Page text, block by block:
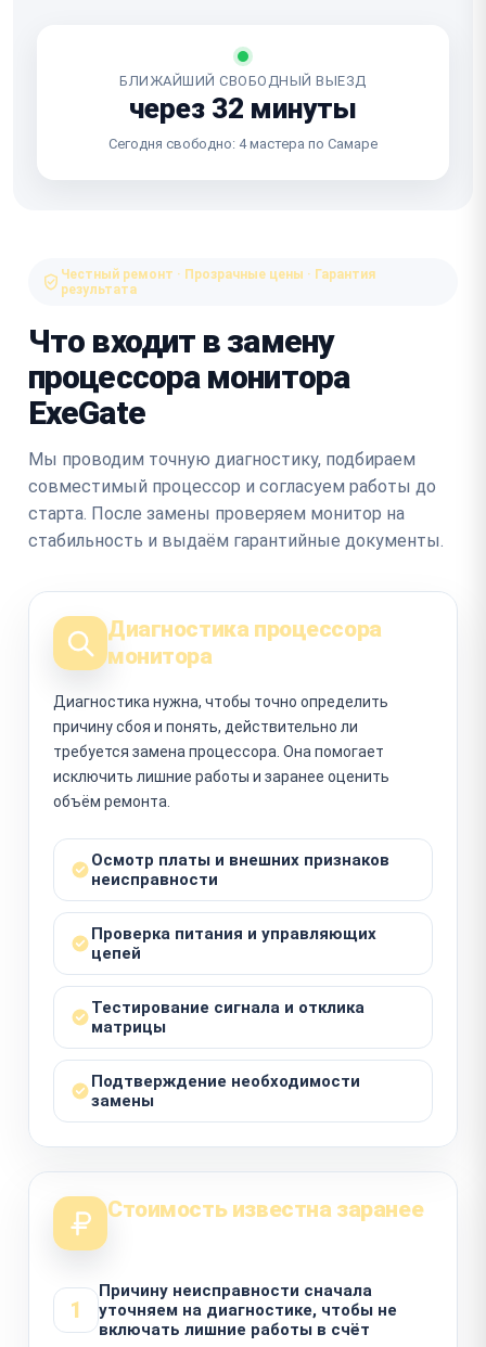
БЛИЖАЙШИЙ СВОБОДНЫЙ ВЫЕЗД
через 32 минуты
Сегодня свободно: 4 мастера по Самаре
Честный ремонт · Прозрачные цены · Гарантия
результата
Что входит в замену
процессора монитора
ExeGate
Мы проводим точную диагностику, подбираем
совместимый процессор и согласуем работы до
старта. После замены проверяем монитор на
стабильность и выдаём гарантийные документы.
Диагностика процессора
монитора
Диагностика нужна, чтобы точно определить
причину сбоя и понять, действительно ли
требуется замена процессора. Она помогает
исключить лишние работы и заранее оценить
объём ремонта.
Осмотр платы и внешних признаков
неисправности
Проверка питания и управляющих
цепей
Тестирование сигнала и отклика
матрицы
Подтверждение необходимости
замены
Стоимость известна заранее
1
Причину неисправности сначала
уточняем на диагностике, чтобы не
включать лишние работы в счёт